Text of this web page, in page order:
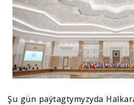
Şu gün paýtagtymyzyda